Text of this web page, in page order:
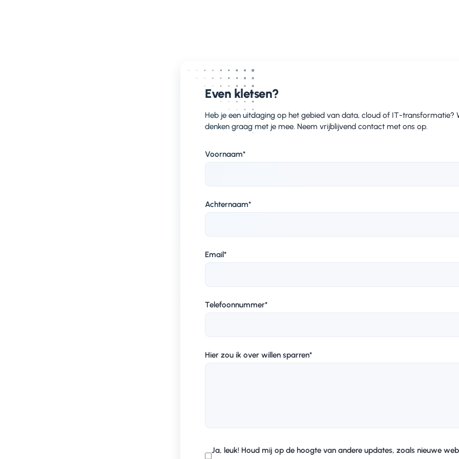
Even kletsen?
Heb je een uitdaging op het gebied van data, cloud of IT-transformatie?
denken graag met je mee. Neem vrijblijvend contact met ons op.
Voornaam*
Achternaam*
Email*
Telefoonnummer*
Hier zou ik over willen sparren*
Ja, leuk! Houd mij op de hoogte van andere updates, zoals nieuwe